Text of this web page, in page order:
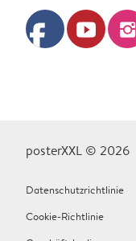
facebook youtube instagram
posterXXL © 2026
Datenschutzrichtlinie
Cookie-Richtlinie